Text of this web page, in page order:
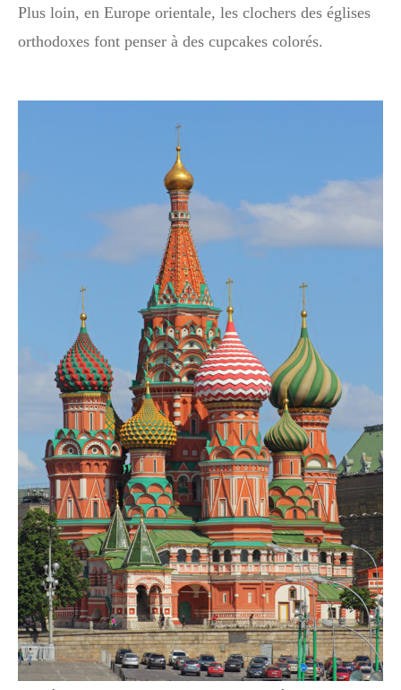
Plus loin, en Europe orientale, les clochers des églises
orthodoxes font penser à des cupcakes colorés.